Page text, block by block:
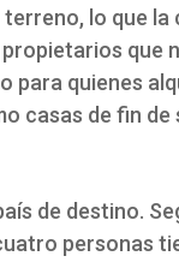
lo que la
que
para quienes
casas de fin de
de destino.
personas